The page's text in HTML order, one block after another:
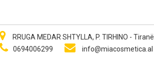
RRUGA MEDAR SHTYLLA, P. TIRHINO - Tiranë
0694006299
info@miacosmetica.al